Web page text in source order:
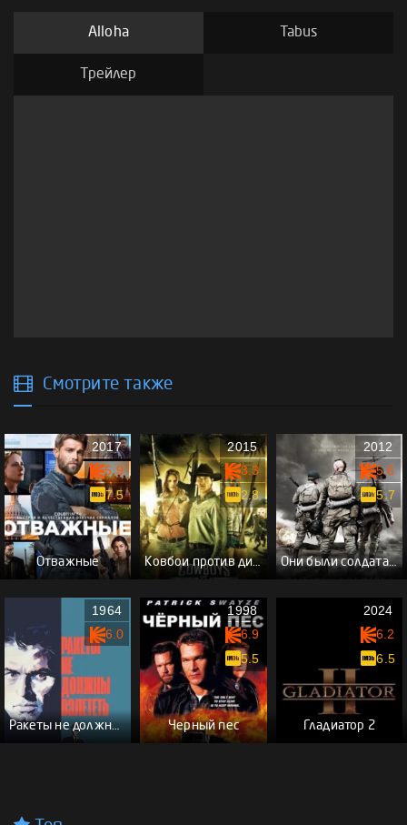
Alloha Tabus
Трейлер
Смотрите также
Отважные
2017
5.9
7.5
Ковбои против динозавров
2015
3.3
2.8
Они были солдатами 2
2012
5.6
5.7
Ракеты не должны взлететь
1964
6.0
Черный пес
1998
6.9
5.5
Гладиатор 2
2024
6.2
6.5